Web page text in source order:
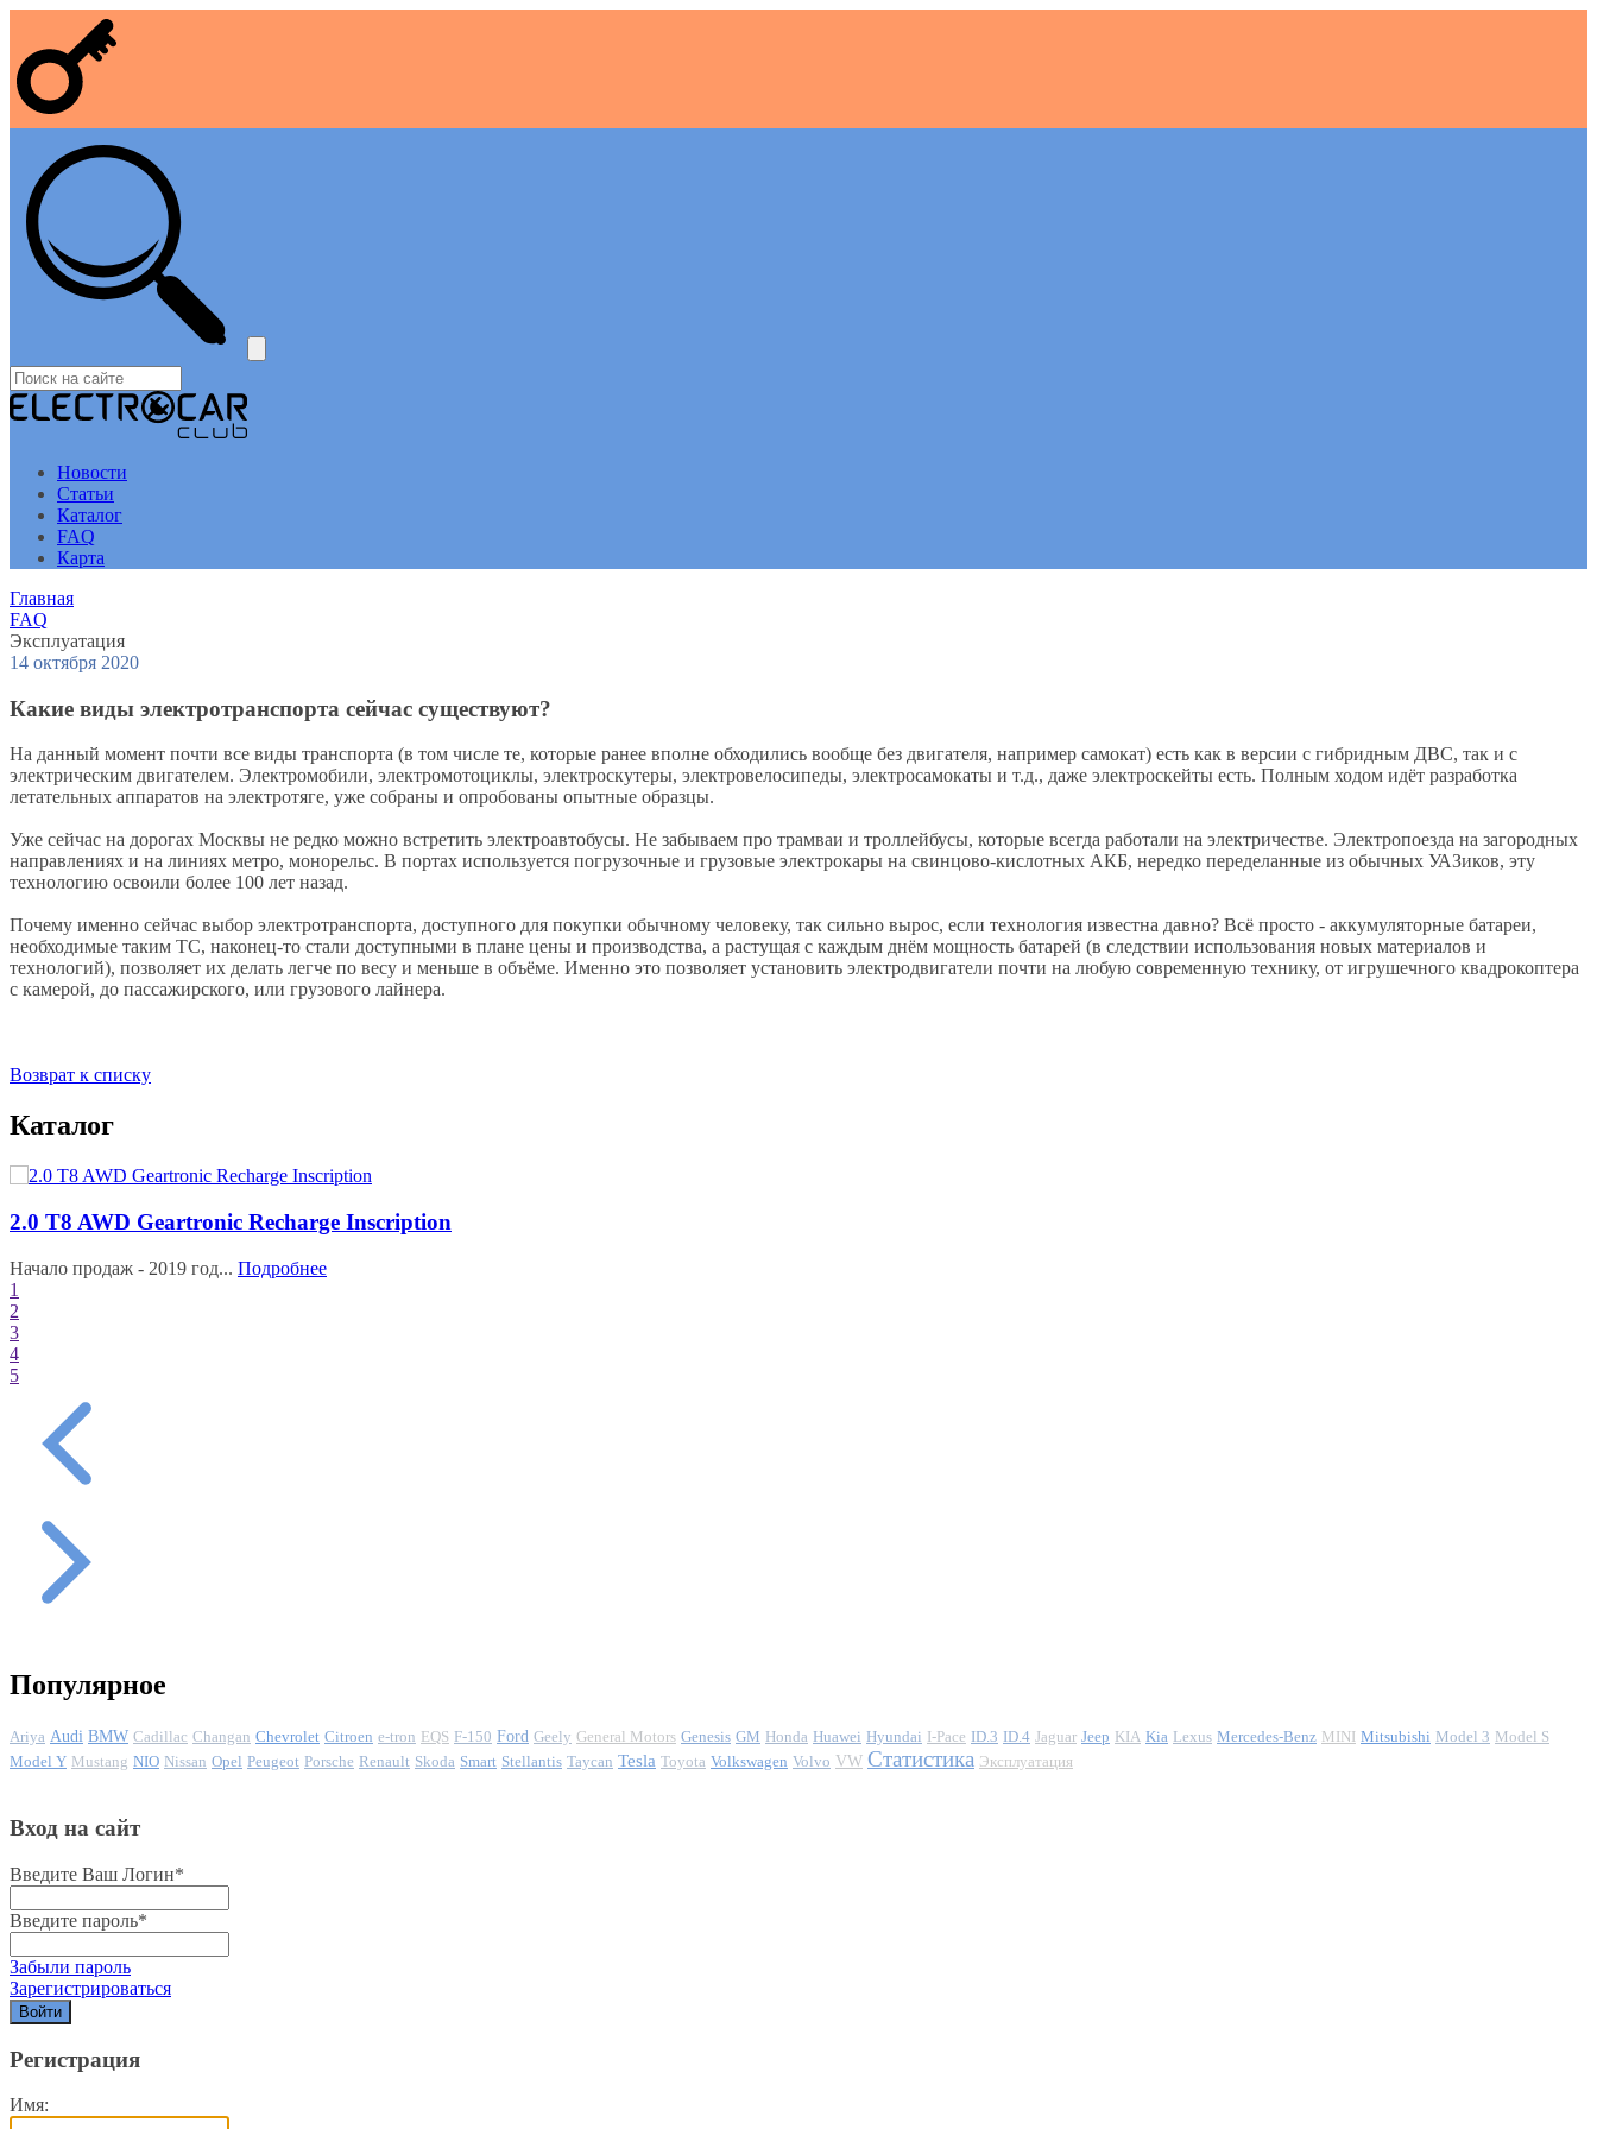
Новости
Статьи
Каталог
FAQ
Карта
Главная
FAQ
Эксплуатация
14 октября 2020
Какие виды электротранспорта сейчас существуют?
На данный момент почти все виды транспорта (в том числе те, которые ранее вполне обходились вообще без двигателя, например самокат) есть как в версии с гибридным ДВС, так и с
электрическим двигателем. Электромобили, электромотоциклы, электроскутеры, электровелосипеды, электросамокаты и т.д., даже электроскейты есть. Полным ходом идёт разработка
летательных аппаратов на электротяге, уже собраны и опробованы опытные образцы.
Уже сейчас на дорогах Москвы не редко можно встретить электроавтобусы. Не забываем про трамваи и троллейбусы, которые всегда работали на электричестве. Электропоезда на загородных
направлениях и на линиях метро, монорельс. В портах используется погрузочные и грузовые электрокары на свинцово-кислотных АКБ, нередко переделанные из обычных УАЗиков, эту
технологию освоили более 100 лет назад.
Почему именно сейчас выбор электротранспорта, доступного для покупки обычному человеку, так сильно вырос, если технология известна давно? Всё просто - аккумуляторные батареи,
необходимые таким ТС, наконец-то стали доступными в плане цены и производства, а растущая с каждым днём мощность батарей (в следствии использования новых материалов и
технологий), позволяет их делать легче по весу и меньше в объёме. Именно это позволяет установить электродвигатели почти на любую современную технику, от игрушечного квадрокоптера
с камерой, до пассажирского, или грузового лайнера.
Возврат к списку
Каталог
2.0 T8 AWD Geartronic Recharge Inscription
Начало продаж - 2019 год... Подробнее
1
2
3
4
5
Популярное
Ariya Audi BMW Cadillac Changan Chevrolet Citroen e-tron EQS F-150 Ford Geely General Motors Genesis GM Honda Huawei Hyundai I-Pace ID.3 ID.4 Jaguar Jeep KIA Kia Lexus Mercedes-Benz MINI Mitsubishi Model 3 Model S
Model Y Mustang NIO Nissan Opel Peugeot Porsche Renault Skoda Smart Stellantis Taycan Tesla Toyota Volkswagen Volvo VW Статистика Эксплуатация
Вход на сайт
Введите Ваш Логин*
Введите пароль*
Забыли пароль
Зарегистрироваться
Регистрация
Имя: